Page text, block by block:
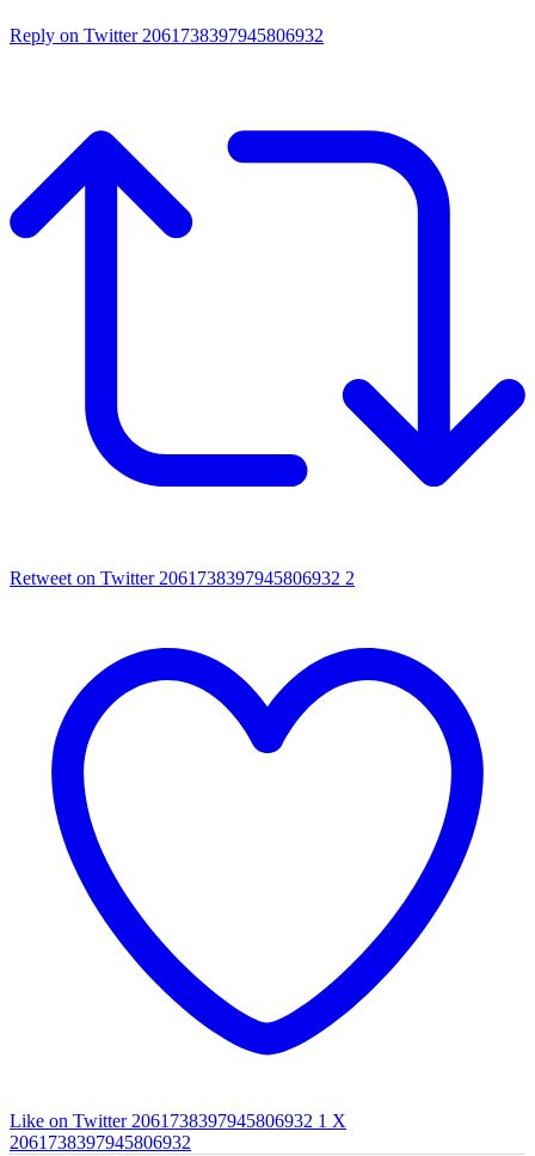
Reply on Twitter 2061738397945806932
Retweet on Twitter 2061738397945806932 2
Like on Twitter 2061738397945806932 1 X
2061738397945806932